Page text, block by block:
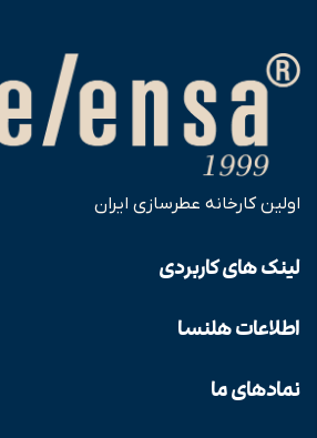
اولین کارخانه عطرسازی ایران
لینک های کاربردی
اطلاعات هلنسا
نمادهای ما